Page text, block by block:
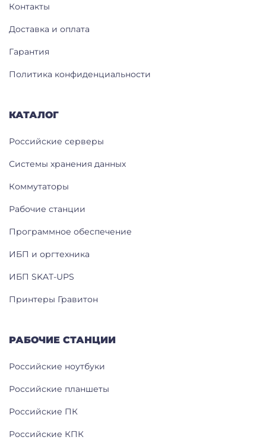
КАТАЛОГ
Российские серверы
Системы хранения данных
Коммутаторы
Рабочие станции
Программное обеспечение
ИБП и оргтехника
ИБП SKAT-UPS
Принтеры Гравитон
РАБОЧИЕ СТАНЦИИ
Российские ноутбуки
Российские планшеты
Российские ПК
Российские КПК
Контакты
Доставка и оплата
Гарантия
Политика конфиденциальности